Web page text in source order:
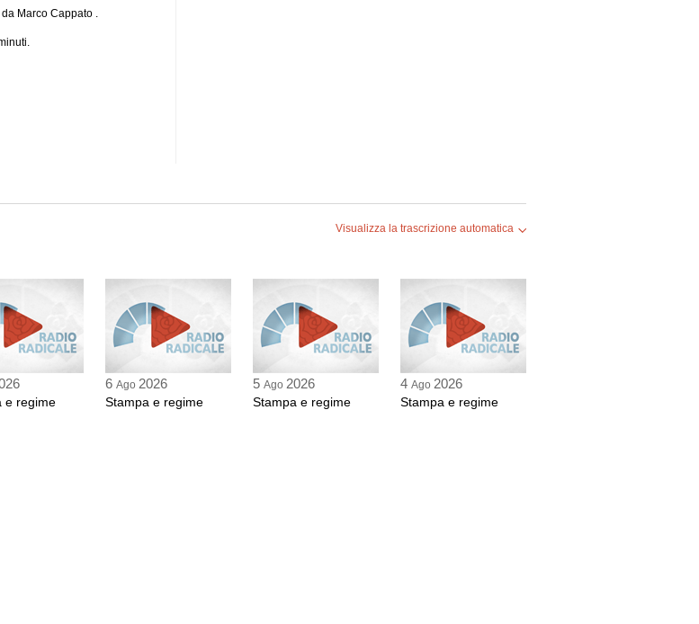
Marco Cappato .
Visualizza la trascrizione automatica
e regime
6 Ago 2026
Stampa e regime
5 Ago 2026
Stampa e regime
4 Ago 2026
Stampa e regime